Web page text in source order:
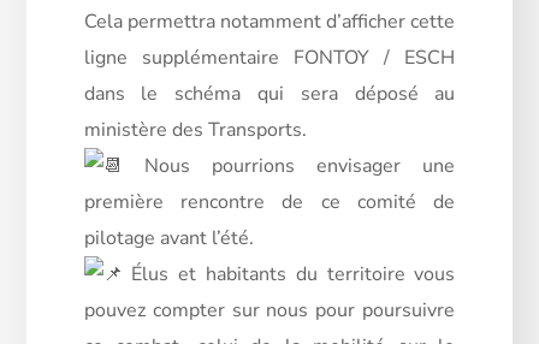
Cela permettra notamment d’afficher cette
ligne supplémentaire FONTOY / ESCH
dans le schéma qui sera déposé au
ministère des Transports.
Nous pourrions envisager une
première rencontre de ce comité de
pilotage avant l’été.
Élus et habitants du territoire vous
pouvez compter sur nous pour poursuivre